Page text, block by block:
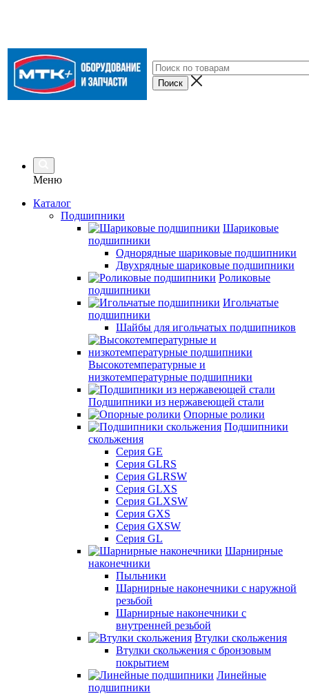
Меню
Каталог
Подшипники
Шариковые
подшипники
Однорядные шариковые подшипники
Двухрядные шариковые подшипники
Роликовые
подшипники
Игольчатые
подшипники
Шайбы для игольчатых подшипников
Высокотемпературные и
низкотемпературные подшипники
Подшипники из нержавеющей стали
Опорные ролики
Подшипники
скольжения
Серия GE
Серия GLRS
Серия GLRSW
Серия GLXS
Серия GLXSW
Серия GXS
Серия GXSW
Серия GL
Шарнирные
наконечники
Пыльники
Шарнирные наконечники с наружной
резьбой
Шарнирные наконечники с
внутренней резьбой
Втулки скольжения
Втулки скольжения с бронзовым
покрытием
Линейные
подшипники